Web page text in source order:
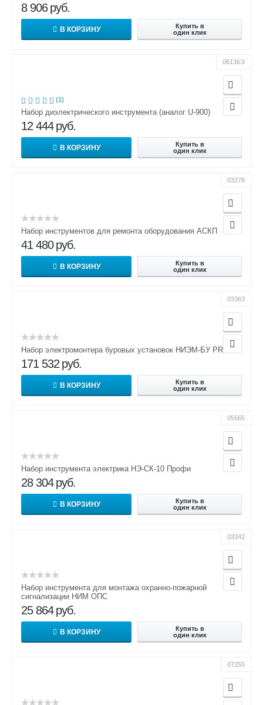
8 906 руб.
В КОРЗИНУ
Купить в
один клик
06136Э
(1)
Набор диэлектрического инструмента (аналог U-900)
12 444 руб.
В КОРЗИНУ
Купить в
один клик
03278
Набор инструментов для ремонта оборудования АСКП
41 480 руб.
В КОРЗИНУ
Купить в
один клик
03363
Набор электромонтера буровых установок НИЭМ-БУ PROFI
171 532 руб.
В КОРЗИНУ
Купить в
один клик
05565
Набор инструмента электрика НЭ-СК-10 Профи
28 304 руб.
В КОРЗИНУ
Купить в
один клик
03342
Набор инструмента для монтажа охранно-пожарной
сигнализации НИМ ОПС
25 864 руб.
В КОРЗИНУ
Купить в
один клик
07255